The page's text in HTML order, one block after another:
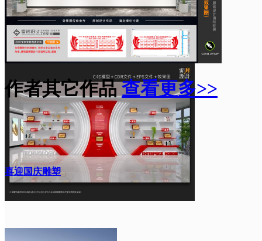
作者其它作品 查看更多>>
喜迎国庆雕塑